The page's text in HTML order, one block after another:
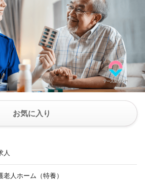
お気に入り
人
老人ホーム（特養）